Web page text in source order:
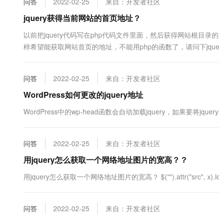
jquery获得当前网站的首页地址？
以前把jquery代码写在php代码文件里面，然后获得网站根目录
样希望能获取网站首页的地址，不能用php的函数了，请问下
问答 2022-02-25 来自：开发者社区
WordPress如何更改的jquery地址
WordPress中的wp-head函数会自动加载jquery，如果要将
问答 2022-02-25 来自：开发者社区
用jquery怎么获取一个网络地址图片的宽高？？
用jquery怎么获取一个网络地址图片的宽高？ $("").attr("src",
问答 2022-02-25 来自：开发者社区
10 分钟在聊天系统中增